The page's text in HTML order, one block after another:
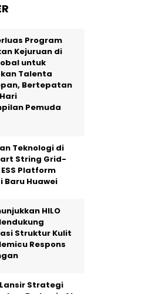
Program
Kejuruan di
untuk
Talenta
Bertepatan
Pemuda
Teknologi di
String Grid-
Platform
Baru Huawei
HILO
Struktur Kulit
Respons
Strategi